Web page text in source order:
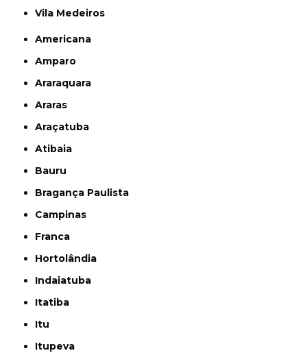
Vila Medeiros
Americana
Amparo
Araraquara
Araras
Araçatuba
Atibaia
Bauru
Bragança Paulista
Campinas
Franca
Hortolândia
Indaiatuba
Itatiba
Itu
Itupeva